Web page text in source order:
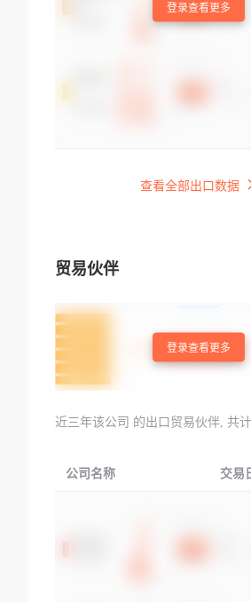
登录查看更多
查看全部出口数据
贸易伙伴
登录查看更多
近三年该公司 的出口贸易伙伴, 共计
公司名称 交易